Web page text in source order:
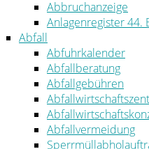
Abbruchanzeige
Anlagenregister 44.
Abfall
Abfuhrkalender
Abfallberatung
Abfallgebühren
Abfallvermeidung